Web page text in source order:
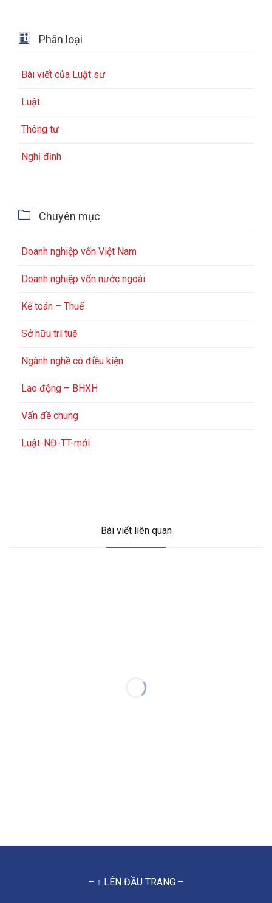
 Phân loại
Bài viết của Luật sư
Luật
Thông tư
Nghị định
 Chuyên mục
Doanh nghiệp vốn Việt Nam
Doanh nghiệp vốn nước ngoài
Kế toán – Thuế
Sở hữu trí tuệ
Ngành nghề có điều kiện
Lao động – BHXH
Vấn đề chung
Luật-NĐ-TT-mới
Bài viết liên quan
– ↑ LÊN ĐẦU TRANG –